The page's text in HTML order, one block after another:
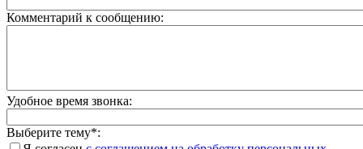
Комментарий к сообщению:
Удобное время звонка:
Выберите тему*: